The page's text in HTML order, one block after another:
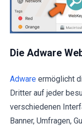
Die Adware
Adware ermöglicht
Dritter auf jeder
verschiedenen
Banner, Umfragen,